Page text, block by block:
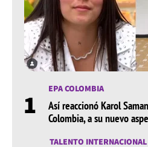
1 EPA COLOMBIA
Así reaccionó Karol
Colombia, a su nuevo
TALENTO INTERNACIONAL